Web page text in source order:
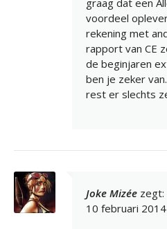
graag dat een
voordeel
rekening met
rapport van CE
de beginjaren
ben je zeker
rest er slechts
Joke Mizée zegt:
10 februari